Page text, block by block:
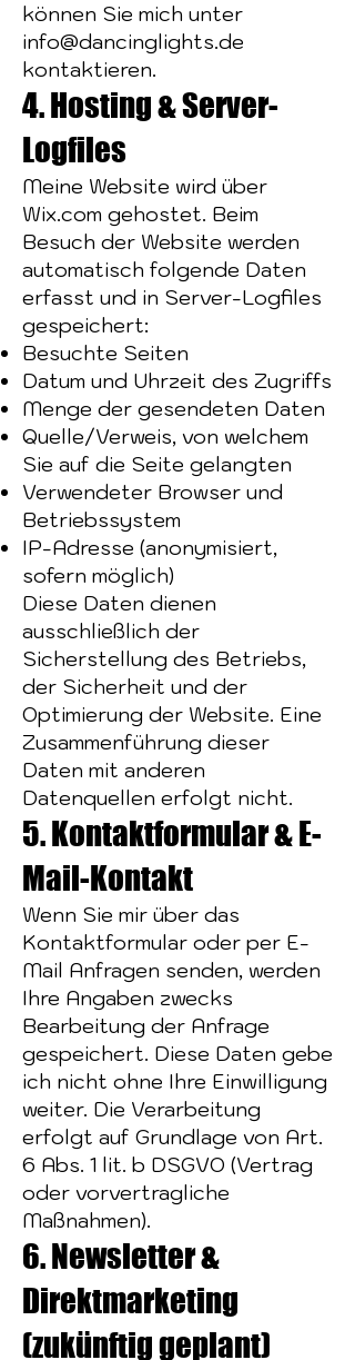
können Sie mich unter
info@dancinglights.de
kontaktieren.
4. Hosting & Server-
Logfiles
Meine Website wird über
Wix.com gehostet. Beim
Besuch der Website werden
automatisch folgende Daten
erfasst und in Server-Logfiles
gespeichert:
Besuchte Seiten
Datum und Uhrzeit des Zugriffs
Menge der gesendeten Daten
Quelle/Verweis, von welchem
Sie auf die Seite gelangten
Verwendeter Browser und
Betriebssystem
IP-Adresse (anonymisiert,
sofern möglich)
Diese Daten dienen
ausschließlich der
Sicherstellung des Betriebs,
der Sicherheit und der
Optimierung der Website. Eine
Zusammenführung dieser
Daten mit anderen
Datenquellen erfolgt nicht.
5. Kontaktformular & E-
Mail-Kontakt
Wenn Sie mir über das
Kontaktformular oder per E-
Mail Anfragen senden, werden
Ihre Angaben zwecks
Bearbeitung der Anfrage
gespeichert. Diese Daten gebe
ich nicht ohne Ihre Einwilligung
weiter. Die Verarbeitung
erfolgt auf Grundlage von Art.
6 Abs. 1 lit. b DSGVO (Vertrag
oder vorvertragliche
Maßnahmen).
6. Newsletter &
Direktmarketing
(zukünftig geplant)